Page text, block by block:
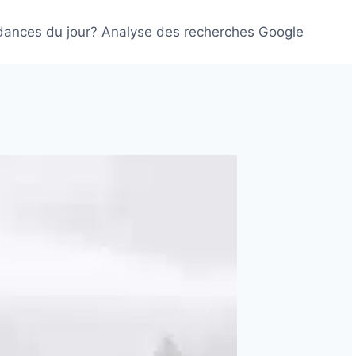
du jour? Analyse des recherches Google